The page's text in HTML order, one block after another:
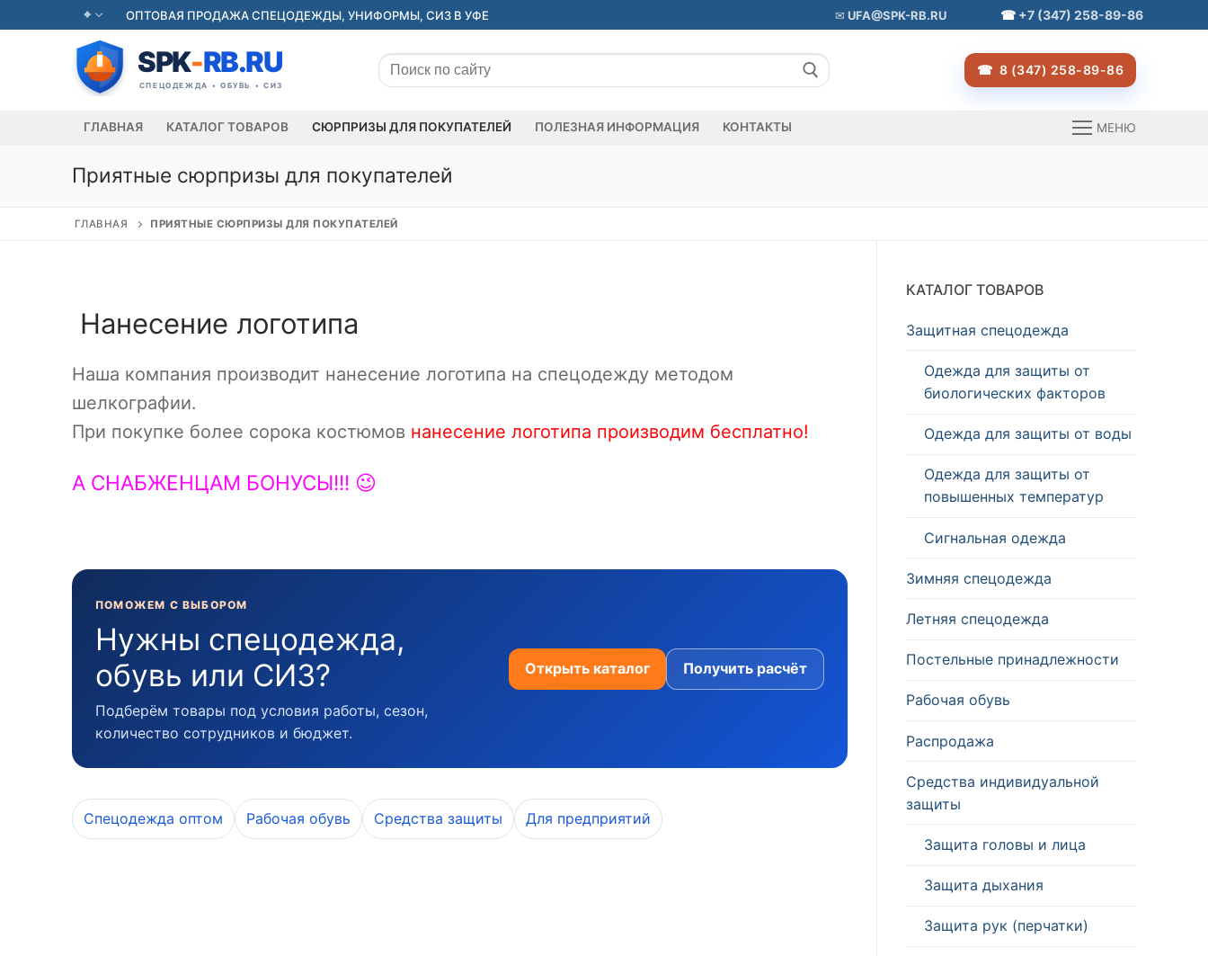
к
содержимому
ОПТОВАЯ ПРОДАЖА СПЕЦОДЕЖДЫ, УНИФОРМЫ, СИЗ В УФЕ UFA@SPK-RB.RU +7 (347) 258-89-86
Искать: 8 (347) 258-89-86
ГЛАВНАЯ КАТАЛОГ ТОВАРОВ СЮРПРИЗЫ ДЛЯ ПОКУПАТЕЛЕЙ ПОЛЕЗНАЯ ИНФОРМАЦИЯ КОНТАКТЫ МЕНЮ
Приятные сюрпризы для покупателей
ГЛАВНАЯ ПРИЯТНЫЕ СЮРПРИЗЫ ДЛЯ ПОКУПАТЕЛЕЙ
Нанесение логотипа
Наша компания производит нанесение логотипа на спецодежду методом
шелкографии.
При покупке более сорока костюмов нанесение логотипа производим бесплатно!
А СНАБЖЕНЦАМ БОНУСЫ!!! 😉
ПОМОЖЕМ С ВЫБОРОМ
Нужны спецодежда,
обувь или СИЗ?
Подберём товары под условия работы, сезон,
количество сотрудников и бюджет.
Открыть каталог Получить расчёт
Спецодежда оптом Рабочая обувь Средства защиты Для предприятий
КАТАЛОГ ТОВАРОВ
Защитная спецодежда
Одежда для защиты от
биологических факторов
Одежда для защиты от воды
Одежда для защиты от
повышенных температур
Сигнальная одежда
Зимняя спецодежда
Летняя спецодежда
Постельные принадлежности
Рабочая обувь
Распродажа
Средства индивидуальной
защиты
Защита головы и лица
Защита дыхания
Защита рук (перчатки)